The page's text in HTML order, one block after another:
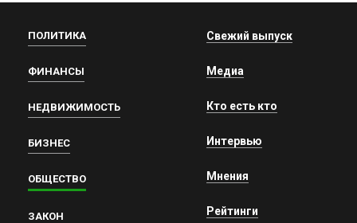
ПОЛИТИКА
ФИНАНСЫ
НЕДВИЖИМОСТЬ
БИЗНЕС
ОБЩЕСТВО
ЗАКОН
Свежий выпуск
Медиа
Кто есть кто
Интервью
Мнения
Рейтинги